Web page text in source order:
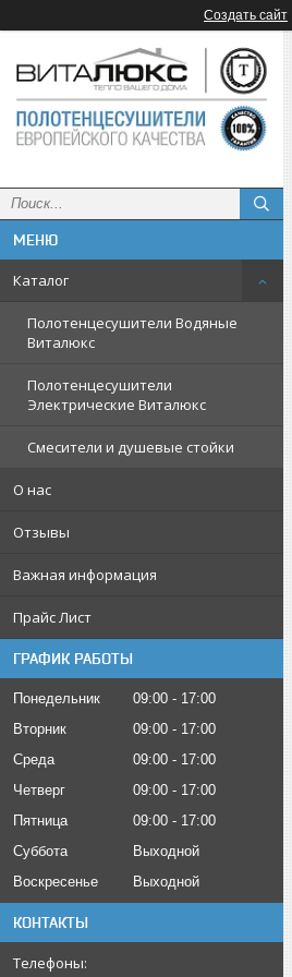
Создать сайт
Каталог
Полотенцесушители Водяные
Виталюкс
Полотенцесушители
Электрические Виталюкс
Смесители и душевые стойки
О нас
Отзывы
Важная информация
Прайс Лист
ГРАФИК РАБОТЫ
Понедельник 09:00
17:00
Вторник
09:00
17:00
Среда
09:00
17:00
Четверг
09:00
17:00
Пятница
09:00
17:00
Суббота
Выходной
Воскресенье
Выходной
КОНТАКТЫ